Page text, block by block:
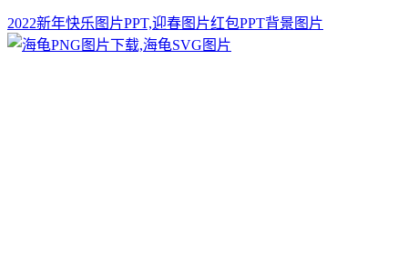
2022新年快乐图片PPT,迎春图片红包PPT背景图片